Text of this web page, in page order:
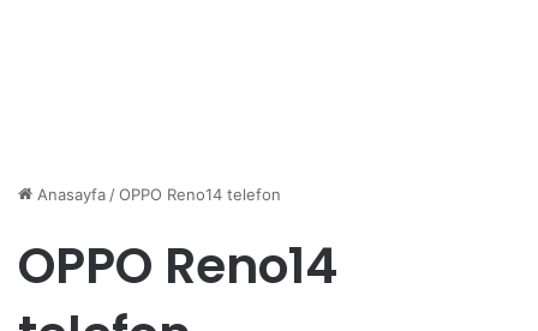
Anasayfa/OPPO Reno14 telefon
OPPO Reno14